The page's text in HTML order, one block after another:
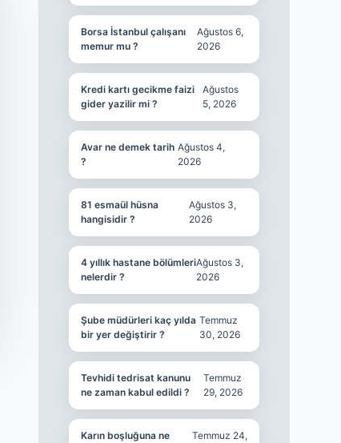
Borsa İstanbul çalışanı
memur mu ?
Ağustos 6,
2026
Kredi kartı gecikme faizi
gider yazilir mi ?
Ağustos
5, 2026
Avar ne demek tarih
?
Ağustos 4,
2026
81 esmaül hüsna
hangisidir ?
Ağustos 3,
2026
4 yıllık hastane bölümleri
nelerdir ?
Ağustos 3,
2026
Şube müdürleri kaç yılda
bir yer değiştirir ?
Temmuz
30, 2026
Tevhidi tedrisat kanunu
ne zaman kabul edildi ?
Temmuz
29, 2026
Karın boşluğuna ne
Temmuz 24,